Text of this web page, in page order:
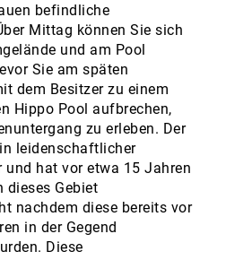
befindliche
Mittag können Sie sich
und am Pool
Sie am späten
dem Besitzer zu einem
Hippo Pool aufbrechen,
zu erleben. Der
leidenschaftlicher
und hat vor etwa 15 Jahren
dieses Gebiet
nachdem diese bereits vor
in der Gegend
Diese